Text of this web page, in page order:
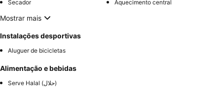
Secador Aquecimento central
Mostrar mais
Instalações desportivas
Aluguer de bicicletas
Alimentação e bebidas
Serve Halal (حلال)